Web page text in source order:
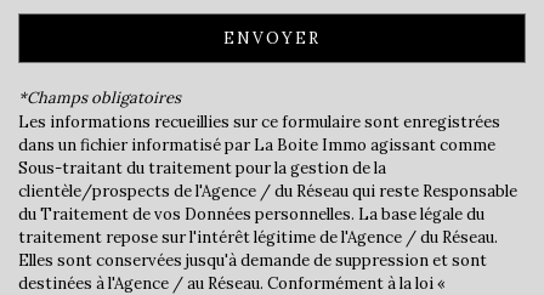
statistiques
Nombre d'habitants
1 580
Propriétaires (vs. locataires)
84,02 %
Taxe habitation
11,84 %
Taxe foncière
12,47 %
ENVOYER
*Champs obligatoires
Les informations recueillies sur ce formulaire sont enregistrées
dans un fichier informatisé par La Boite Immo agissant comme
Sous-traitant du traitement pour la gestion de la
clientèle/prospects de l'Agence / du Réseau qui reste Responsable
du Traitement de vos Données personnelles. La base légale du
traitement repose sur l'intérêt légitime de l'Agence / du Réseau.
Elles sont conservées jusqu'à demande de suppression et sont
destinées à l'Agence / au Réseau. Conformément à la loi «